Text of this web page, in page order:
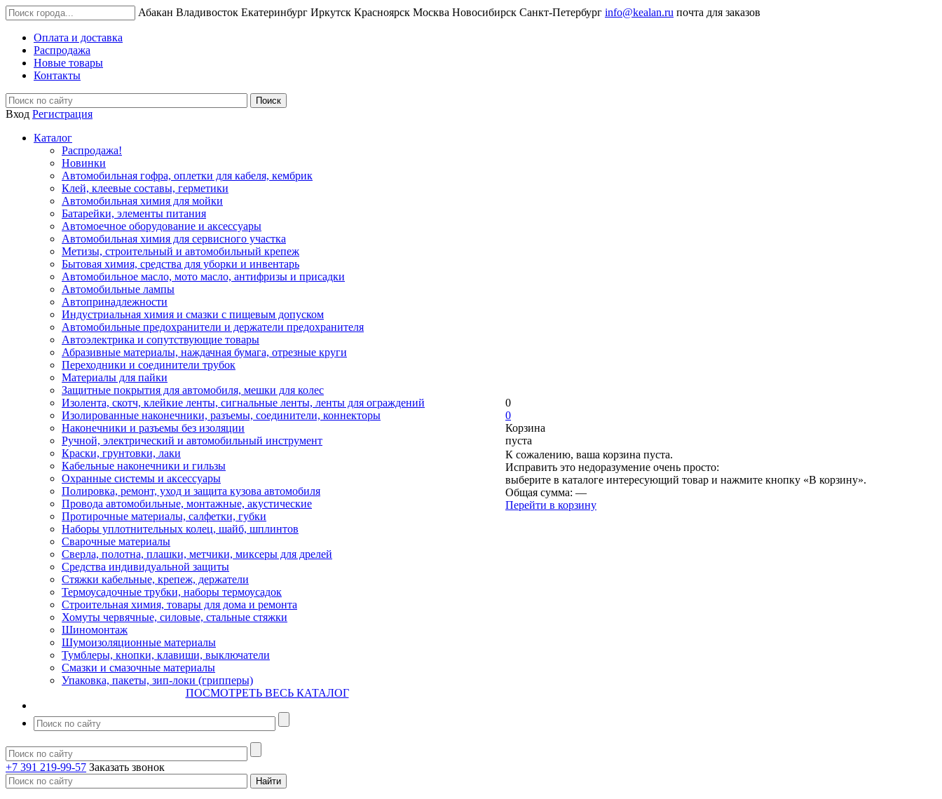
Абакан Владивосток Екатеринбург Иркутск Красноярск Москва Новосибирск Санкт-Петербург info@kealan.ru почта для заказов
Оплата и доставка
Распродажа
Новые товары
Контакты
Вход Регистрация
Каталог
Распродажа!
Новинки
Автомобильная гофра, оплетки для кабеля, кембрик
Клей, клеевые составы, герметики
Автомобильная химия для мойки
Батарейки, элементы питания
Автомоечное оборудование и аксессуары
Автомобильная химия для сервисного участка
Метизы, строительный и автомобильный крепеж
Бытовая химия, средства для уборки и инвентарь
Автомобильное масло, мото масло, антифризы и присадки
Автомобильные лампы
Автопринадлежности
Индустриальная химия и смазки с пищевым допуском
Автомобильные предохранители и держатели предохранителя
Автоэлектрика и сопутствующие товары
Абразивные материалы, наждачная бумага, отрезные круги
Переходники и соединители трубок
Материалы для пайки
Защитные покрытия для автомобиля, мешки для колес
Изолента, скотч, клейкие ленты, сигнальные ленты, ленты для ограждений
Изолированные наконечники, разъемы, соединители, коннекторы
Наконечники и разъемы без изоляции
Ручной, электрический и автомобильный инструмент
Краски, грунтовки, лаки
Кабельные наконечники и гильзы
Охранные системы и аксессуары
Полировка, ремонт, уход и защита кузова автомобиля
Провода автомобильные, монтажные, акустические
Протирочные материалы, салфетки, губки
Наборы уплотнительных колец, шайб, шплинтов
Сварочные материалы
Сверла, полотна, плашки, метчики, миксеры для дрелей
Средства индивидуальной защиты
Стяжки кабельные, крепеж, держатели
Термоусадочные трубки, наборы термоусадок
Строительная химия, товары для дома и ремонта
Хомуты червячные, силовые, стальные стяжки
Шиномонтаж
Шумоизоляционные материалы
Тумблеры, кнопки, клавиши, выключатели
Смазки и смазочные материалы
Упаковка, пакеты, зип-локи (грипперы)
ПОСМОТРЕТЬ ВЕСЬ КАТАЛОГ
+7 391 219-99-57 Заказать звонок
0
0
Корзина
пуста
К сожалению, ваша корзина пуста.
Исправить это недоразумение очень просто:
выберите в каталоге интересующий товар и нажмите кнопку «В корзину».
Общая сумма: —
Перейти в корзину